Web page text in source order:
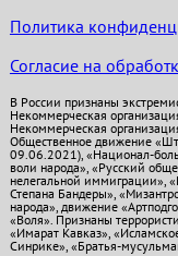
Политика
Согласие на
В России признаны
Некоммерческая
Некоммерческая
Общественное движение
09.06.2021), «Национал-
воли народа», «Русский
нелегальной иммиграции»,
Степана Бандеры»,
народа», движение
«Воля». Признаны
«Имарат Кавказ»,
Синрике», «Братья-